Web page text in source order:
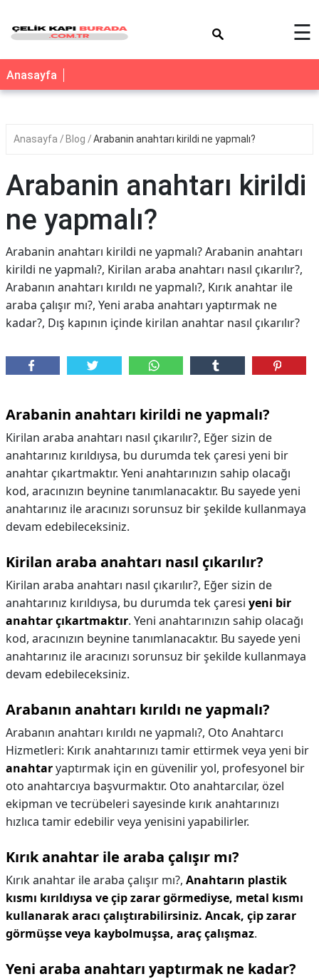
☰
Anasayfa
Anasayfa Blog Arabanin anahtarı kirildi ne yapmalı?
Arabanin anahtarı kirildi
ne yapmalı?
Arabanin anahtarı kirildi ne yapmalı? Arabanin anahtarı
kirildi ne yapmalı?, Kirilan araba anahtarı nasıl çıkarılır?,
Arabanın anahtarı kırıldı ne yapmalı?, Kırık anahtar ile
araba çalışır mı?, Yeni araba anahtarı yaptırmak ne
kadar?, Dış kapının içinde kirilan anahtar nasıl çıkarılır?
Arabanin anahtarı kirildi ne yapmalı?
Kirilan araba anahtarı nasıl çıkarılır?, Eğer sizin de
anahtarınız kırıldıysa, bu durumda tek çaresi yeni bir
anahtar çıkartmaktır. Yeni anahtarınızın sahip olacağı
kod, aracınızın beynine tanımlanacaktır. Bu sayede yeni
anahtarınız ile aracınızı sorunsuz bir şekilde kullanmaya
devam edebileceksiniz.
Kirilan araba anahtarı nasıl çıkarılır?
Kirilan araba anahtarı nasıl çıkarılır?, Eğer sizin de
anahtarınız kırıldıysa, bu durumda tek çaresi yeni bir
anahtar çıkartmaktır. Yeni anahtarınızın sahip olacağı
kod, aracınızın beynine tanımlanacaktır. Bu sayede yeni
anahtarınız ile aracınızı sorunsuz bir şekilde kullanmaya
devam edebileceksiniz.
Arabanın anahtarı kırıldı ne yapmalı?
Arabanın anahtarı kırıldı ne yapmalı?, Oto Anahtarcı
Hizmetleri: Kırık anahtarınızı tamir ettirmek veya yeni bir
anahtaryaptırmak için en güvenilir yol, profesyonel bir
oto anahtarcıya başvurmaktır. Oto anahtarcılar, özel
ekipman ve tecrübeleri sayesinde kırık anahtarınızı
hızlıca tamir edebilir veya yenisini yapabilirler.
Kırık anahtar ile araba çalışır mı?
Kırık anahtar ile araba çalışır mı?, Anahtarın plastik
kısmı kırıldıysa ve çip zarar görmediyse, metal kısmı
kullanarak aracı çalıştırabilirsiniz. Ancak, çip zarar
görmüşse veya kaybolmuşsa, araç çalışmaz.
Yeni araba anahtarı yaptırmak ne kadar?